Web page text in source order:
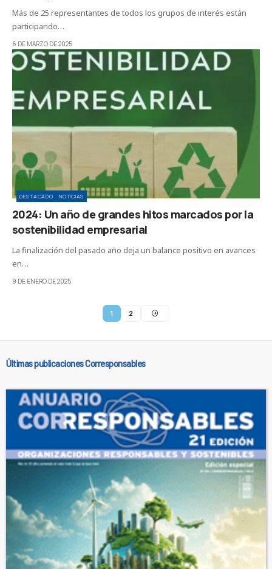
Más de 25 representantes de todos los grupos de interés están
participando…
6 DE MARZO DE 2025
DESTACADO NOTICIAS
2024: Un año de grandes hitos marcados por la
sostenibilidad empresarial
La finalización del pasado año deja un balance positivo en avances
en…
9 DE ENERO DE 2025
1 2
Últimas publicaciones Corresponsables